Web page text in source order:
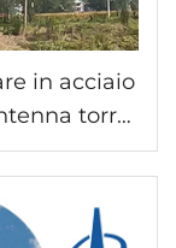
in acciaio
torre